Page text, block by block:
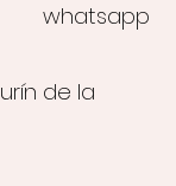
whatsapp
de la